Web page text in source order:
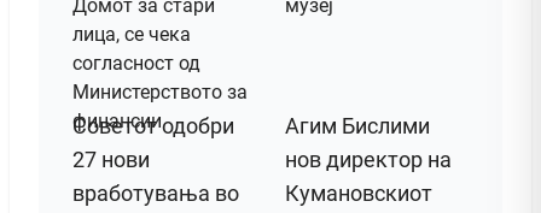
Советот одобри
27 нови
вработувања во
Агим Бислими
нов директор на
Кумановскиот